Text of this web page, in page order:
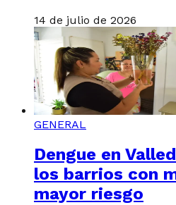
14 de julio de 2026
GENERAL
Dengue en
los barrios con
mayor riesgo